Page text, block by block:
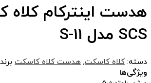
هدست اینترکام
SCS مدل S-11
دسته:کلاه کاسکت, هدست کلاه کاسکت
ویژگی‌ها